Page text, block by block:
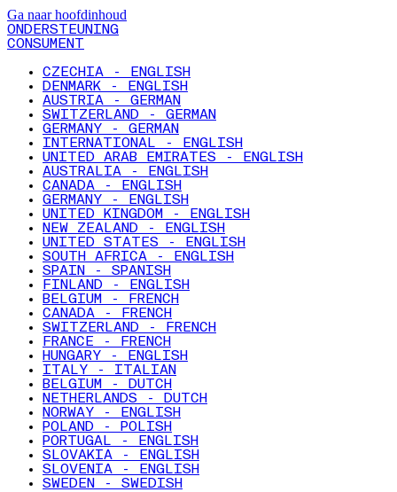
Ga naar hoofdinhoud
ONDERSTEUNING
CONSUMENT
CZECHIA - ENGLISH
DENMARK - ENGLISH
AUSTRIA - GERMAN
SWITZERLAND - GERMAN
GERMANY - GERMAN
INTERNATIONAL - ENGLISH
UNITED ARAB EMIRATES - ENGLISH
AUSTRALIA - ENGLISH
CANADA - ENGLISH
GERMANY - ENGLISH
UNITED KINGDOM - ENGLISH
NEW ZEALAND - ENGLISH
UNITED STATES - ENGLISH
SOUTH AFRICA - ENGLISH
SPAIN - SPANISH
FINLAND - ENGLISH
BELGIUM - FRENCH
CANADA - FRENCH
SWITZERLAND - FRENCH
FRANCE - FRENCH
HUNGARY - ENGLISH
ITALY - ITALIAN
BELGIUM - DUTCH
NETHERLANDS - DUTCH
NORWAY - ENGLISH
POLAND - POLISH
PORTUGAL - ENGLISH
SLOVAKIA - ENGLISH
SLOVENIA - ENGLISH
SWEDEN - SWEDISH